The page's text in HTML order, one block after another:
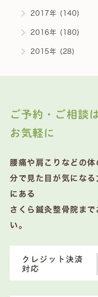
2017年 (140)
2016年 (180)
2015年 (28)
ご予約・ご相談
お気軽に
腰痛や肩こりなどの
分で見た目が気にな
にある
さくら鍼灸整骨院ま
い。